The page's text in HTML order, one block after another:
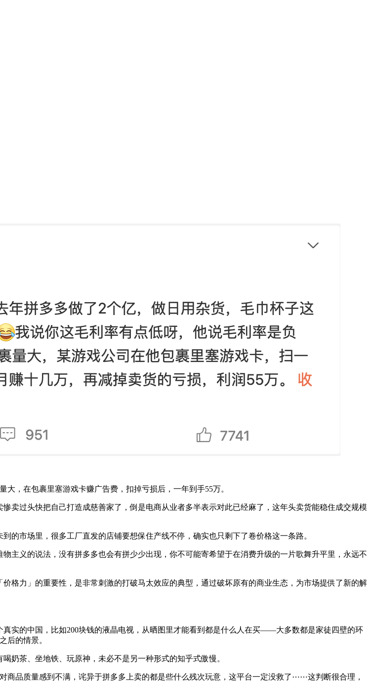
，在包裹里塞游戏卡赚广告费，扣掉亏损后，一年到手55万。
卖过头快把自己打造成慈善家了，倒是电商从业者多半表示对此已经麻了，这年头卖货能稳住成交规模
的市场里，很多工厂直发的店铺要想保住产线不停，确实也只剩下了卷价格这一条路。
主义的说法，没有拼多多也会有拼少少出现，你不可能寄希望于在消费升级的一片歌舞升平里，永远不
格力」的重要性，是非常刺激的打破马太效应的典型，通过破坏原有的商业生态，为市场提供了新的解
实的中国，比如200块钱的液晶电视，从晒图里才能看到都是什么人在买——大多数都是家徒四壁的环
后的情景。
奶茶、坐地铁、玩原神，未必不是另一种形式的知乎式傲慢。
商品质量感到不满，诧异于拼多多上卖的都是些什么残次玩意，这平台一定没救了⋯⋯这判断很合理，